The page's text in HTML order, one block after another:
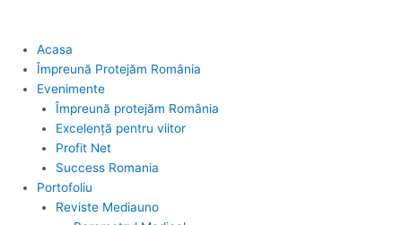
Acasa
Împreună Protejăm România
Evenimente
Împreună protejăm România
Excelență pentru viitor
Profit Net
Success Romania
Portofoliu
Reviste Mediauno